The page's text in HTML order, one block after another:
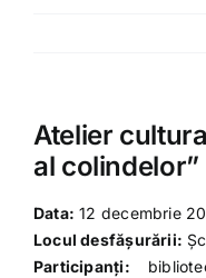
Atelier
al colindelor”
Data: 12 decembrie
Locul desfășurării:
Participanți: